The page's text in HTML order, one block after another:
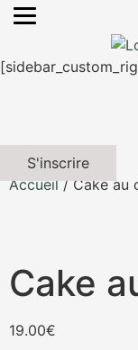
S'inscrire
Accueil/ Cake au
Cake
19.00€